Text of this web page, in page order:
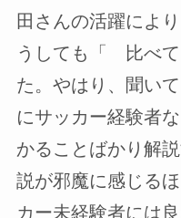
田さんの活躍によ
うしても「 比べ
た。やはり、聞い
にサッカー経験者
かることばかり解
説が邪魔に感じる
カー未経験者には